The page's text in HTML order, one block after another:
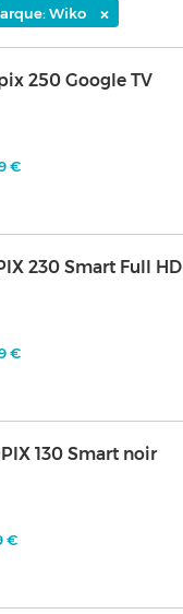
Wiko ×
250 Google TV
€
230 Smart Full HD
€
130 Smart noir
€